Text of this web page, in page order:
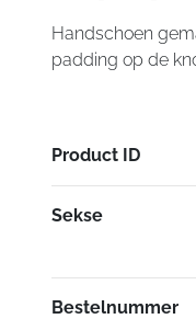
Handschoen
padding op de
Product ID
Sekse
Bestelnummer